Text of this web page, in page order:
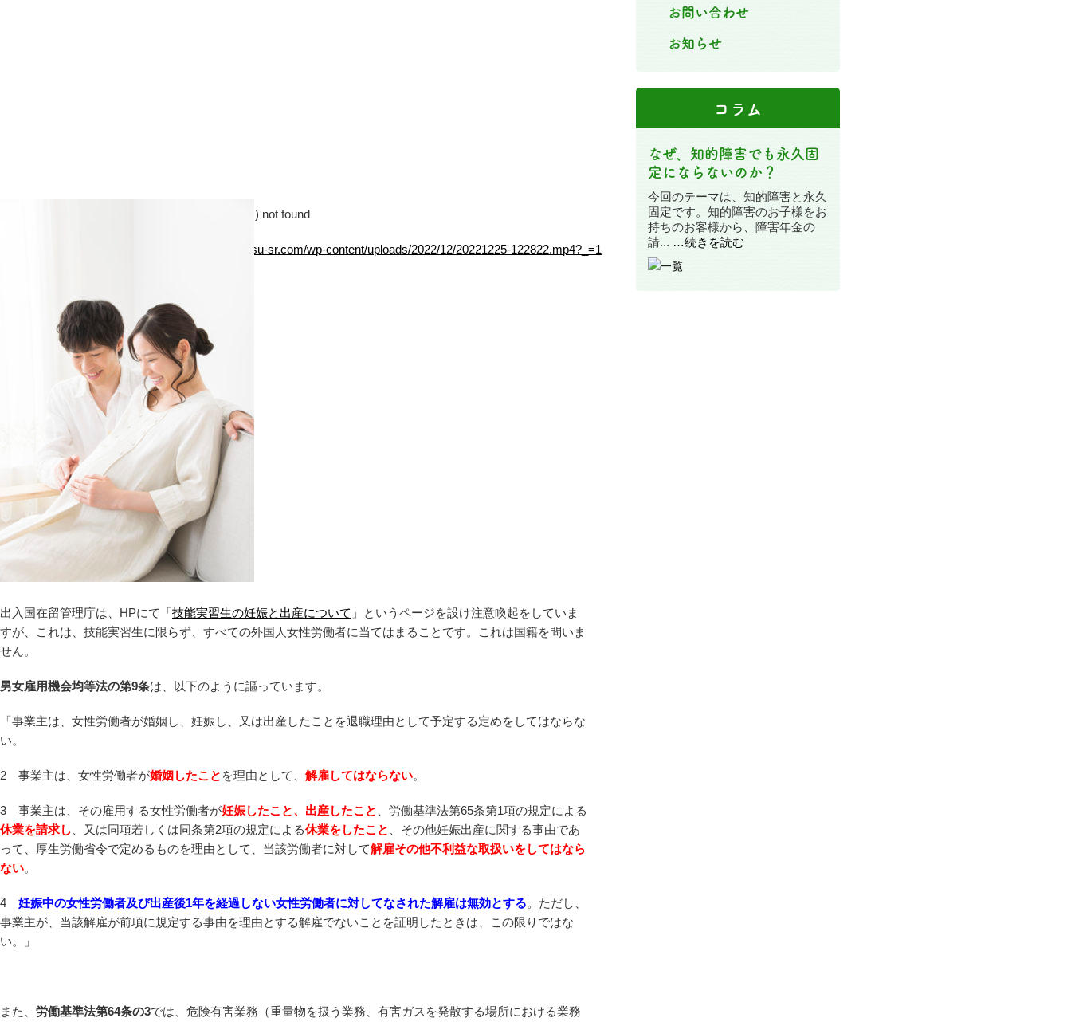
Media error: Format(s) not supported or source(s) not found
ファイルをダウンロード: https://www.hamamatsu-sr.com/wp-content/uploads/2022/12/20221225-122822.mp4?_=1
ボリューム調節には上下矢印キーを使ってください。
出入国在留管理庁は、HPにて「技能実習生の妊娠と出産について 」というページを設け注意喚起をしていま
すが、これは、技能実習生に限らず、すべての外国人女性労働者に当てはまることです。これは国籍を問いま
せん。
男女雇用機会均等法の第9条は、以下のように謳っています。
「事業主は、女性労働者が婚姻し、妊娠し、又は出産したことを退職理由として予定する定めをしてはならな
い。
2 事業主は、女性労働者が婚姻したこと を理由として、 解雇してはならない。
3 事業主は、その雇用する女性労働者が妊娠したこと、出産したこと
、労働基準法第65条第1項の規定による
休業を請求し 、又は同項若しくは同条第2項の規定による休業をしたこと
、その他妊娠出産に関する事由であ
って、厚生労働省令で定めるものを理由として、当該労働者に対して解雇その他不利益な取扱いをしてはなら
ない。
4 妊娠中の女性労働者及び出産後1年を経過しない女性労働者に対してなされた解雇は無効とする。ただし、
事業主が、当該解雇が前項に規定する事由を理由とする解雇でないことを証明したときは、この限りではな
い。」
また、 労働基準法第64条の3では、危険有害業務（重量物を扱う業務、有害ガスを発散する場所における業務
お問い合わせ
お知らせ
コラム
なぜ、知的障害でも永久固
定にならないのか？
今回のテーマは、知的障害と永久
固定です。知的障害のお子様をお
持ちのお客様から、障害年金の
請... …続きを読む